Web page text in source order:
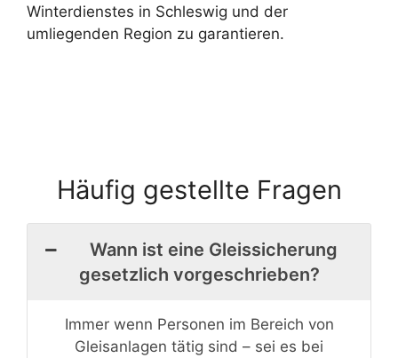
Winterdienstes in Schleswig und der
umliegenden Region zu garantieren.
Häufig gestellte Fragen
Wann ist eine Gleissicherung
gesetzlich vorgeschrieben?
Immer wenn Personen im Bereich von
Gleisanlagen tätig sind – sei es bei